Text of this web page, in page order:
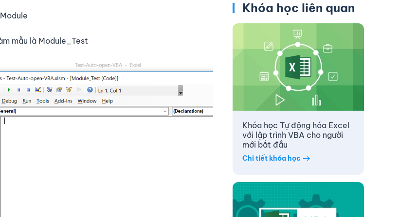
mẫu là Module_Test
Khóa học liên quan
Khóa học Tự động hóa Excel
với lập trình VBA cho người
mới bắt đầu
Chi tiết khóa học